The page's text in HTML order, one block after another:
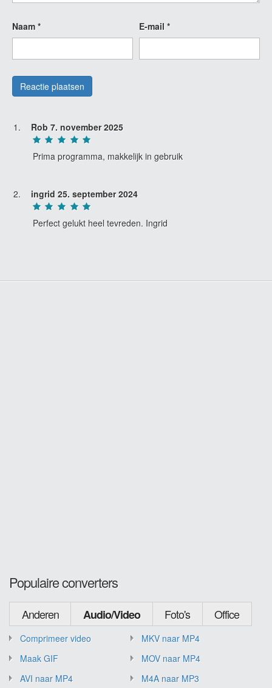
Naam * E-mail *
Rob 7. november 2025
Prima programma, makkelijk in gebruik
ingrid 25. september 2024
Perfect gelukt heel tevreden. Ingrid
Populaire converters
Anderen Audio/Video Foto's Office
Comprimeer video
MKV naar MP4
Maak GIF
MOV naar MP4
AVI naar MP4
M4A naar MP3